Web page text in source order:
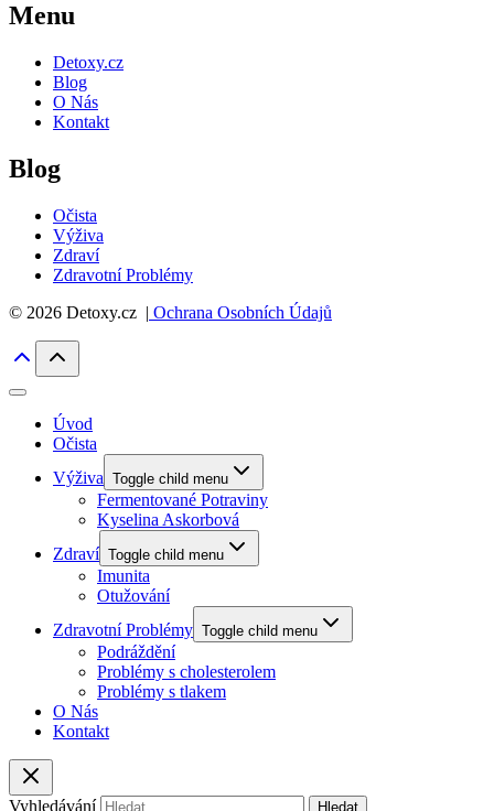
Menu
Detoxy.cz
Blog
O Nás
Kontakt
Blog
Očista
Výživa
Zdraví
Zdravotní Problémy
© 2026 Detoxy.cz | Ochrana Osobních Údajů
Úvod
Očista
Výživa Toggle child menu
Fermentované Potraviny
Kyselina Askorbová
Zdraví Toggle child menu
Imunita
Otužování
Zdravotní Problémy Toggle child menu
Podráždění
Problémy s cholesterolem
Problémy s tlakem
O Nás
Kontakt
Vyhledávání